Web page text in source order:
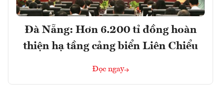
Đà Nẵng: Hơn 6.200 tỉ đồng hoàn
thiện hạ tầng cảng biển Liên Chiểu
Đọc ngay